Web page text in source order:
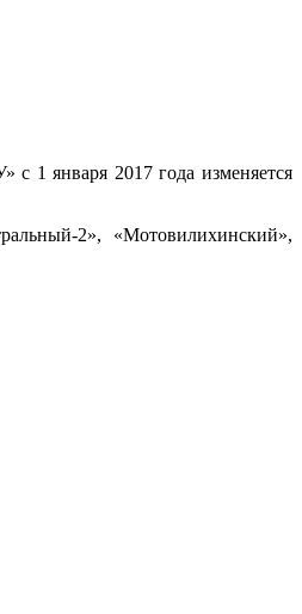
1 января 2017 года изменяется
2», «Мотовилихинский»,